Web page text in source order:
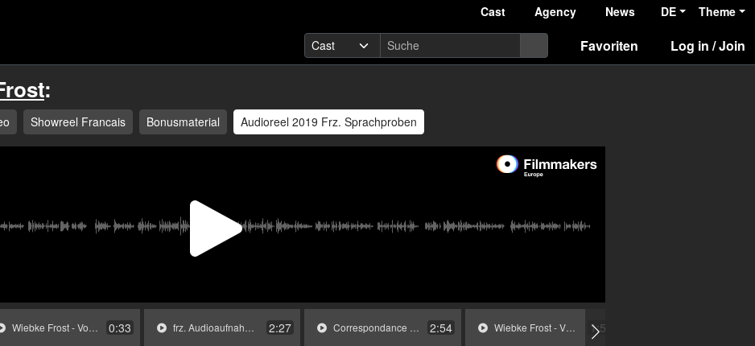
Cast Agency News DE Theme
Favoriten Log in / Join
:
Showreel Francais Bonusmaterial Audioreel 2019 Frz. Sprachproben
Video
abspielen
Wiebke Frost - Voice Over Doku Marx (1).mp3 0:33 frz. Audioaufnahme (Rolle) Wiebke Frost.mp3 2:27 Correspondance de Friedrich Nietzsche à Lou Andreas Salomé.mp3 2:54 Wiebke Frost - VO La Traviata ARTE - Kopie.mp3 1:59